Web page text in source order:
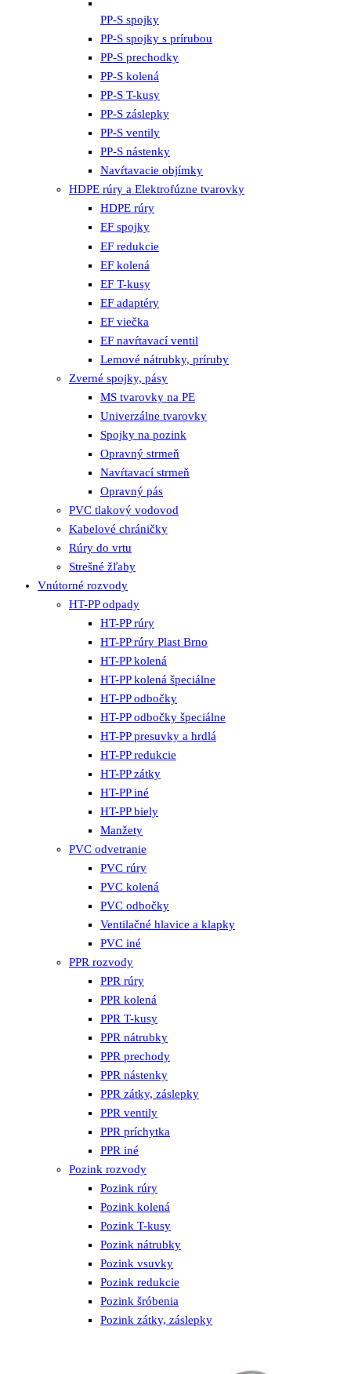
PP-S spojky
PP-S spojky s prírubou
PP-S prechodky
PP-S kolená
PP-S T-kusy
PP-S záslepky
PP-S ventily
PP-S nástenky
Navŕtavacie objímky
HDPE rúry a Elektrofúzne tvarovky
HDPE rúry
EF spojky
EF redukcie
EF kolená
EF T-kusy
EF adaptéry
EF viečka
EF navŕtavací ventil
Lemové nátrubky, príruby
Zverné spojky, pásy
MS tvarovky na PE
Univerzálne tvarovky
Spojky na pozink
Opravný strmeň
Navŕtavací strmeň
Opravný pás
PVC tlakový vodovod
Kabelové chráničky
Rúry do vrtu
Strešné žľaby
Vnútorné rozvody
HT-PP odpady
HT-PP rúry
HT-PP rúry Plast Brno
HT-PP kolená
HT-PP kolená špeciálne
HT-PP odbočky
HT-PP odbočky špeciálne
HT-PP presuvky a hrdlá
HT-PP redukcie
HT-PP zátky
HT-PP iné
HT-PP biely
Manžety
PVC odvetranie
PVC rúry
PVC kolená
PVC odbočky
Ventilačné hlavice a klapky
PVC iné
PPR rozvody
PPR rúry
PPR kolená
PPR T-kusy
PPR nátrubky
PPR prechody
PPR nástenky
PPR zátky, záslepky
PPR ventily
PPR príchytka
PPR iné
Pozink rozvody
Pozink rúry
Pozink kolená
Pozink T-kusy
Pozink nátrubky
Pozink vsuvky
Pozink redukcie
Pozink šróbenia
Pozink zátky, záslepky